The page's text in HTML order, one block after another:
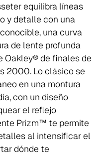
equilibra líneas
y detalle con una
una curva
de lente profunda
Oakley® de finales de
2000. Lo clásico se
en una montura
con un diseño
el reflejo
Prizm™ te permite
al intensificar el
dónde te